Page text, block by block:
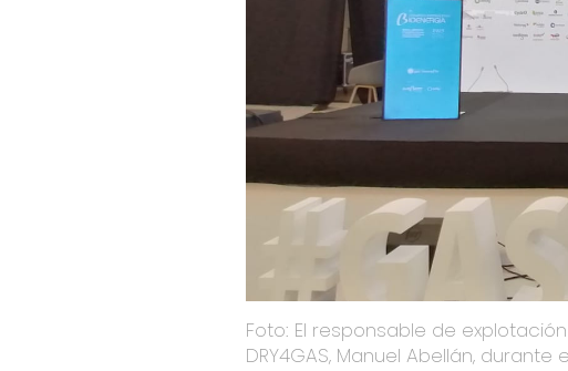
Foto: El responsable de explotación del Área 1 de ESAMUR y representante del proyecto europeo LIFE-
DRY4GAS, Manuel Abellán,